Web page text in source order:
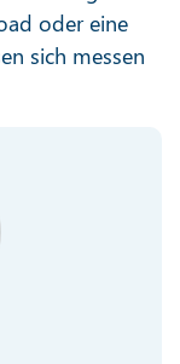
oder eine
sich messen